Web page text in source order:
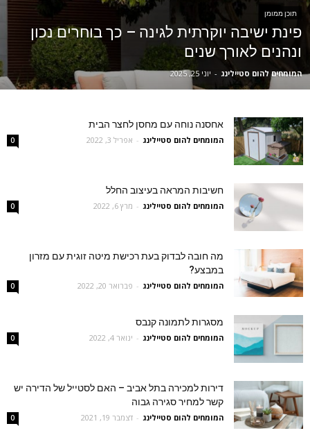
תוכן ממומן
פינת ישיבה יוקרתית לגינה – כך בוחרים נכון
ונהנים לאורך שנים
המומחים להום סטיילינג - יוני 25, 2025
אחסנה נוחה עם מחסן לחצר הבית
המומחים להום סטיילינג - אפריל 3, 2022 0
חשיבות המראה בעיצוב החלל
המומחים להום סטיילינג - מרץ 6, 2022 0
מה חובה לבדוק בעת רכישת מיטה זוגית עם מזרון
במבצע?
המומחים להום סטיילינג - פברואר 20, 2022 0
מסגרות לתמונה קנבס
המומחים להום סטיילינג - ינואר 4, 2022 0
דירות למכירה בתל אביב – האם לסטייל של הדירה יש
קשר למחיר סגירה גבוה
המומחים להום סטיילינג - דצמבר 19, 2021 0